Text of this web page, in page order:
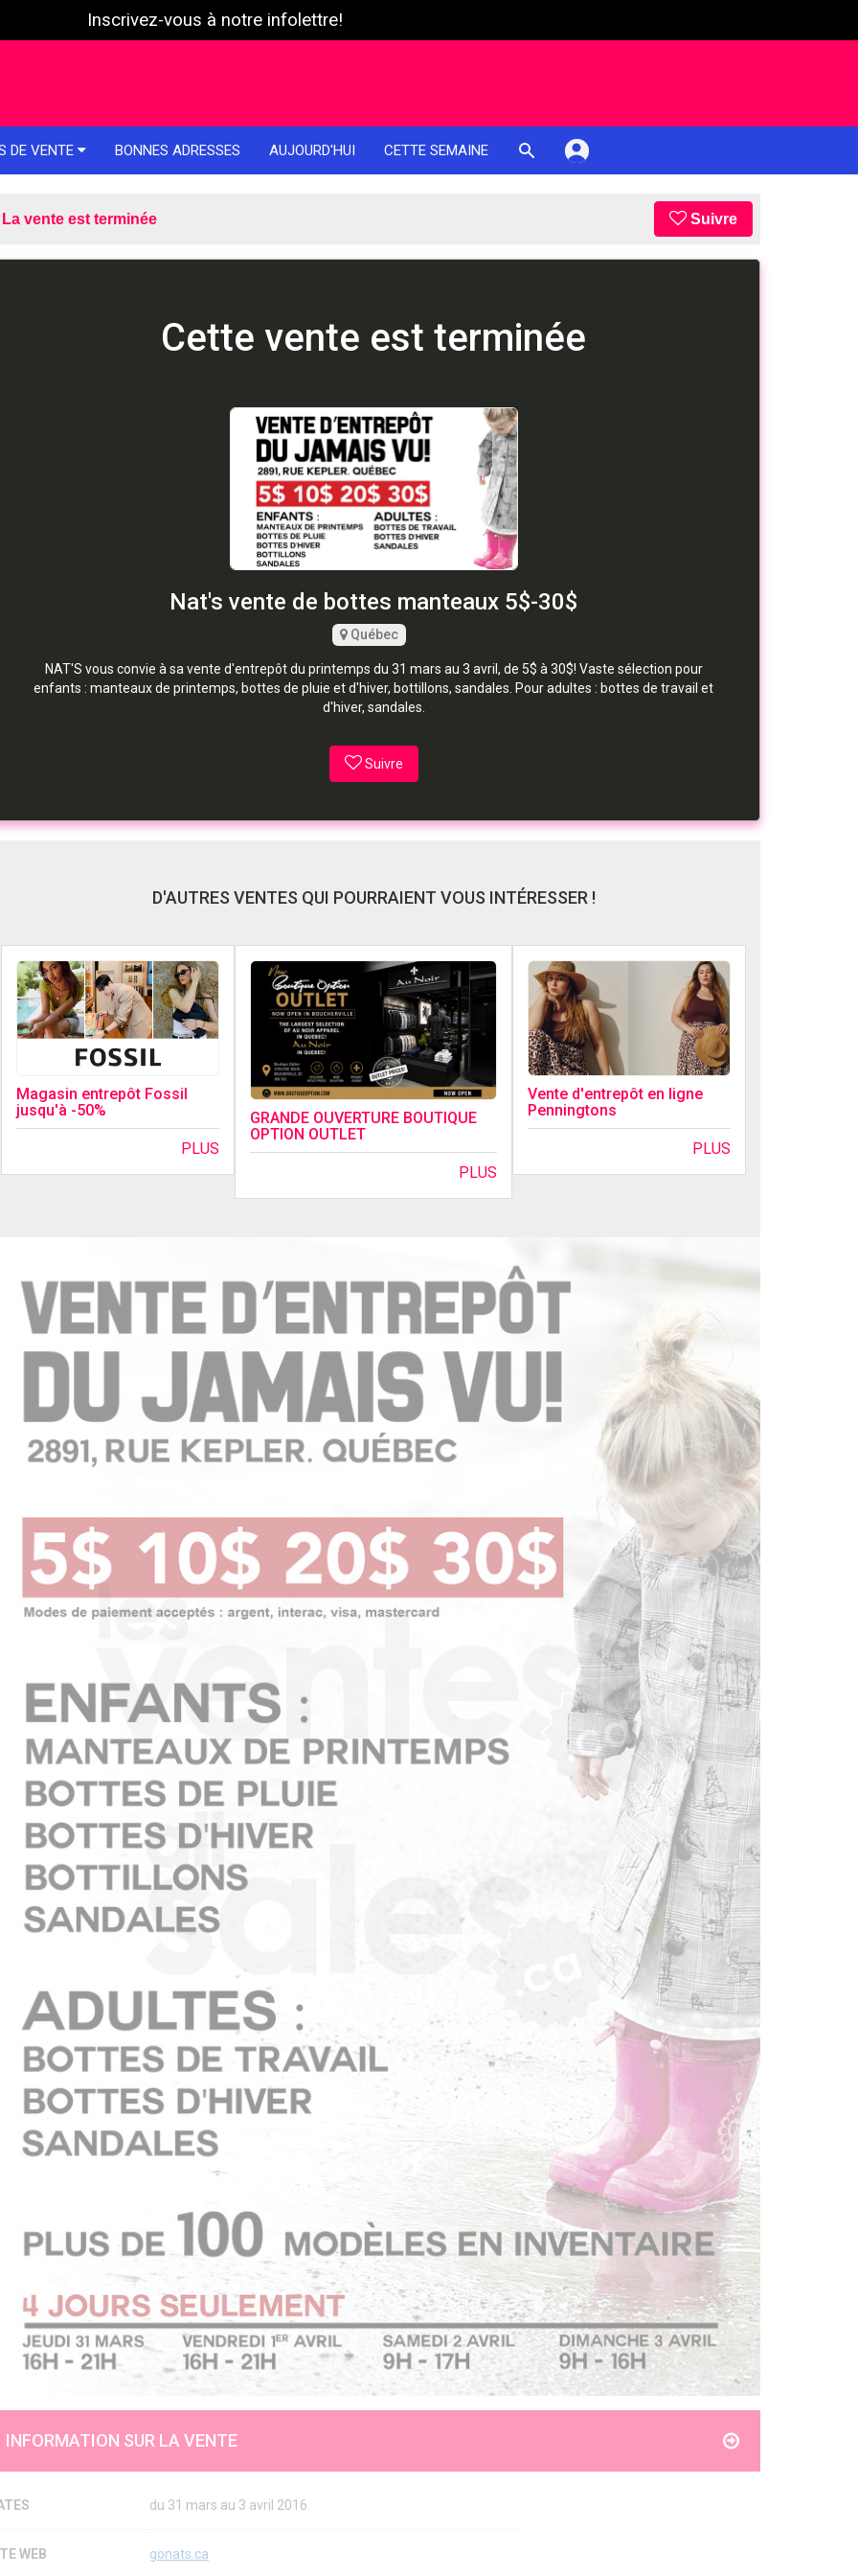
Inscrivez-vous à notre infolettre!
DE VENTE BONNES ADRESSES AUJOURD'HUI CETTE SEMAINE
La vente est terminée Suivre
Cette vente est terminée
Nat's vente de bottes manteaux 5$-30$
Québec
NAT'S vous convie à sa vente d'entrepôt du printemps du 31 mars au 3 avril, de 5$ à 30$! Vaste sélection pour
enfants : manteaux de printemps, bottes de pluie et d'hiver, bottillons, sandales. Pour adultes : bottes de travail et
d'hiver, sandales.
Suivre
D'AUTRES VENTES QUI POURRAIENT VOUS INTÉRESSER !
Magasin entrepôt Fossil
jusqu'à -50%
PLUS
GRANDE OUVERTURE BOUTIQUE
OPTION OUTLET
PLUS
Vente d'entrepôt en ligne
Penningtons
PLUS
INFORMATION SUR LA VENTE
du 31 mars au 3 avril 2016
WEB gonats.ca